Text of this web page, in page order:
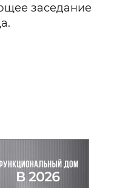
заседание